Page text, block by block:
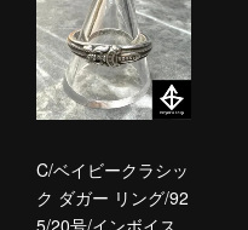
C/ベイビークラシッ
ク ダガー リング/92
5/20号/インボイス